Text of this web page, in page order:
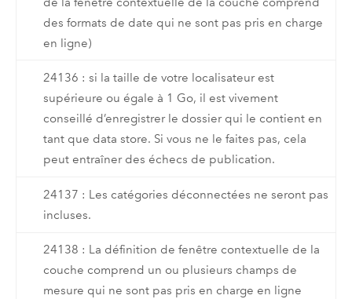
des formats de date qui ne sont pas pris en charge
en ligne)
24136 : si la taille de votre localisateur est
supérieure ou égale à 1 Go, il est vivement
conseillé d’enregistrer le dossier qui le contient en
tant que data store. Si vous ne le faites pas, cela
peut entraîner des échecs de publication.
24137 : Les catégories déconnectées ne seront pas
incluses.
24138 : La définition de fenêtre contextuelle de la
couche comprend un ou plusieurs champs de
mesure qui ne sont pas pris en charge en ligne